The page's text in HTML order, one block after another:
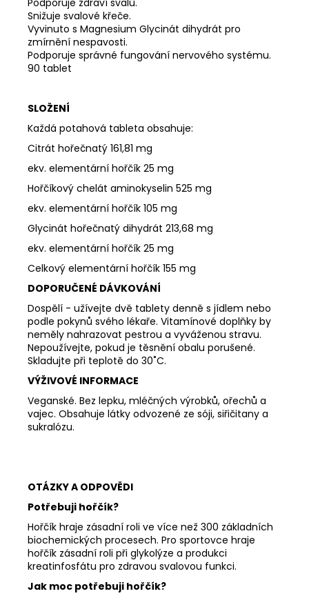
Snižuje svalové křeče.
Vyvinuto s Magnesium Glycinát dihydrát pro
zmírnění nespavosti.
Podporuje správné fungování nervového systému.
90 tablet
SLOŽENÍ
Každá potahová tableta obsahuje:
Citrát hořečnatý 161,81 mg
ekv. elementární hořčík 25 mg
Hořčíkový chelát aminokyselin 525 mg
ekv. elementární hořčík 105 mg
Glycinát hořečnatý dihydrát 213,68 mg
ekv. elementární hořčík 25 mg
Celkový elementární hořčík 155 mg
DOPORUČENÉ DÁVKOVÁNÍ
Dospělí - užívejte dvě tablety denně s jídlem nebo
podle pokynů svého lékaře. Vitamínové doplňky by
neměly nahrazovat pestrou a vyváženou stravu.
Nepoužívejte, pokud je těsnění obalu porušené.
Skladujte při teplotě do 30˚C.
VÝŽIVOVÉ INFORMACE
Veganské. Bez lepku, mléčných výrobků, ořechů a
vajec. Obsahuje látky odvozené ze sóji, siřičitany a
sukralózu.
OTÁZKY A ODPOVĚDI
Potřebuji hořčík?
Hořčík hraje zásadní roli ve více než 300 základních
biochemických procesech. Pro sportovce hraje
hořčík zásadní roli při glykolýze a produkci
kreatinfosfátu pro zdravou svalovou funkci.
Jak moc potřebuji hořčík?